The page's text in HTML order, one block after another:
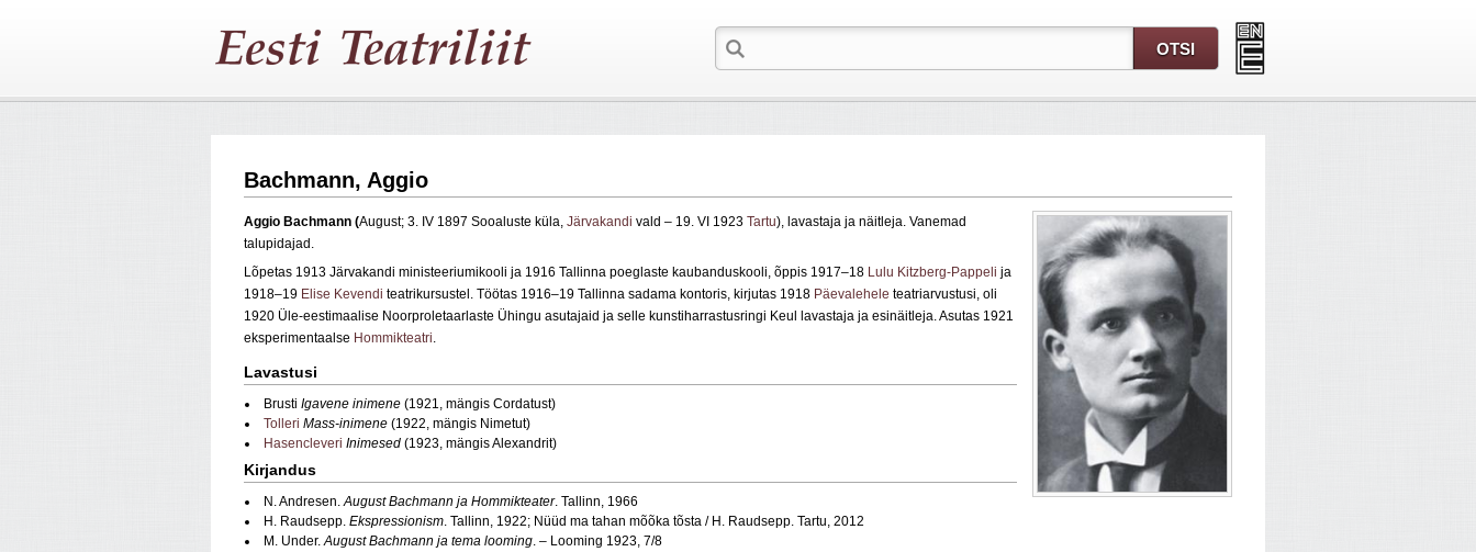
Bachmann, Aggio
Aggio Bachmann (August; 3. IV 1897 Sooaluste küla, Järvakandi vald – 19. VI 1923 Tartu), lavastaja ja näitleja. Vanemad
talupidajad.
Lõpetas 1913 Järvakandi ministeeriumikooli ja 1916 Tallinna poeglaste kaubanduskooli, õppis 1917–18 Lulu Kitzberg-Pappeli ja
1918–19 Elise Kevendi teatrikursustel. Töötas 1916–19 Tallinna sadama kontoris, kirjutas 1918 Päevalehele teatriarvustusi, oli
1920 Üle-eestimaalise Noorproletaarlaste Ühingu asutajaid ja selle kunstiharrastusringi Keul lavastaja ja esinäitleja. Asutas 1921
eksperimentaalse Hommikteatri.
Lavastusi
Brusti Igavene inimene (1921, mängis Cordatust)
Tolleri Mass-inimene (1922, mängis Nimetut)
Hasencleveri Inimesed (1923, mängis Alexandrit)
Kirjandus
N. Andresen.August Bachmann ja Hommikteater. Tallinn, 1966
H. Raudsepp. Ekspressionism. Tallinn, 1922; Nüüd ma tahan mõõka tõsta / H. Raudsepp. Tartu, 2012
M. Under.August Bachmann ja tema looming. – Looming 1923, 7/8